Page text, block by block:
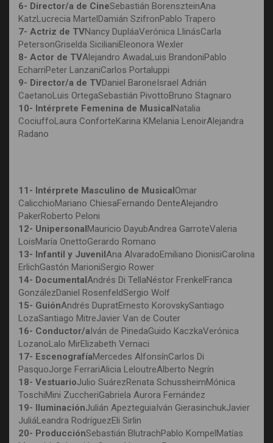
6- Director/a de CineSebastián BorenszteinAna
KatzLucrecia MartelDamián SzifronPablo Trapero
7- Actriz de TVNancy DupláaVerónica LlinásCarla
PetersonGriselda SicilianiEleonora Wexler
8- Actor de TVAlejandro AwadaLuis BrandoniPablo
EcharriPeter LanzaniCarlos Portaluppi
9- Director/a de TVDaniel BaroneIsrael Adrián
CaetanoLuis OrtegaSebastián PivottoBruno Stagnaro
10- Intérprete Femenina de MusicalNatalia
CociuffoLaura ConforteKarina KMelania LenoirAlejandra
Radano
11- Intérprete Masculino de MusicalOmar
CalicchioMariano ChiesaFernando DenteAlejandro
PakerRoberto Peloni
12- UnipersonalMauricio DayubAndrea GarroteValeria
LoisMaría OnettoGerardo Romano
13- Infantil y JuvenilAna AlvaradoEmiliano DionisiCarolina
ErlichGastón MarioniSergio Rower
14- DocumentalAndrés Di TellaNéstor FrenkelFranca
GonzálezDaniel RosenfeldSergio Wolf
15- GuiónAndrés DupratErnesto KorovskySantiago
LozaSantiago MitreJavier Van de Couter
16- Conductor/aIván de PinedaGuido KaczkaVerónica
LozanoLalo MirElizabeth Vernaci
17- EscenografíaMercedes AlfonsínCarlos Di
PasquoJorge FerrariAlicia LeloutreAlberto Negrín
18- VestuarioJulio SuárezRenata SchussheimMónica
ToschiMini ZuccheriGabriela Aurora Fernández
19- IluminaciónJulián ApezteguiaIván GierasinchukJavier
JuliáLeandra RodríguezEli Sirlin
20- ProducciónSebastián BlutrachPablo KompelMatías